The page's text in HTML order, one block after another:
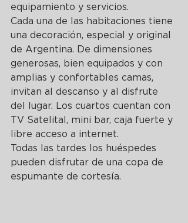
equipamiento y servicios.
Cada una de las habitaciones tiene
una decoración, especial y original
de Argentina. De dimensiones
generosas, bien equipados y con
amplias y confortables camas,
invitan al descanso y al disfrute
del lugar. Los cuartos cuentan con
TV Satelital, mini bar, caja fuerte y
libre acceso a internet.
Todas las tardes los huéspedes
pueden disfrutar de una copa de
espumante de cortesía.